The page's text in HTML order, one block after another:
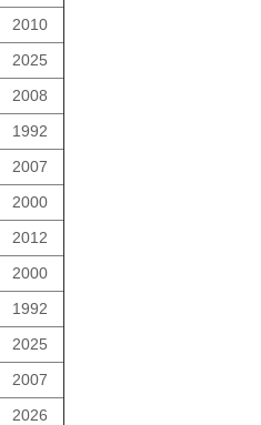
2010
2025
2008
1992
2007
2000
2012
2000
1992
2025
2007
2026